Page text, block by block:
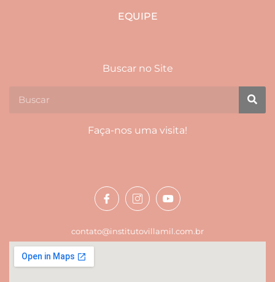
EQUIPE
Buscar no Site
Faça-nos uma visita!
contato@institutovillamil.com.br